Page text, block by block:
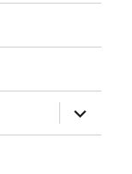
öffnen